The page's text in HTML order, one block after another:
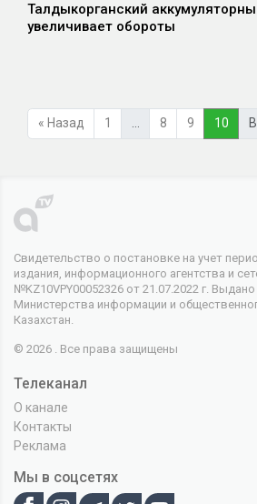
Талдыкорганский
увеличивает обороты
« Назад 1 … 8 9 10
Свидетельство о постановке на учет
издания, информационного агентства и
№KZ10VPY00052326 от 21.07.2022 г.
Министерства информации и
Казахстан.
© 2026 . Все права защищены
Телеканал
О канале
Контакты
Реклама
Мы в соцсетях